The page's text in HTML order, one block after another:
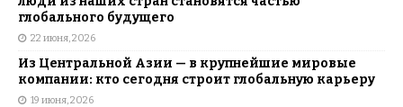
глобального будущего
22 июня, 2026
Из Центральной Азии — в крупнейшие мировые
компании: кто сегодня строит глобальную карьеру
19 июня, 2026